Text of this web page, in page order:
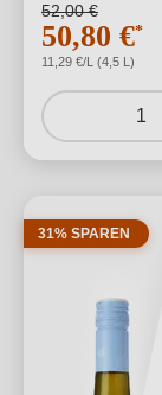
52,00 €
50,80 €*
11,29 €/L (4,5 L)
1
31% SPAREN